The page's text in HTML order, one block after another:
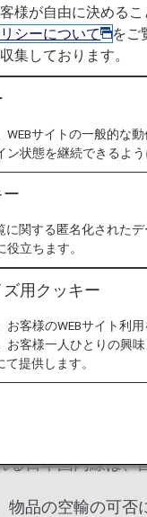
ア便・
ANA(NH)の便名
に含まれる場合
の手荷物ルール
での手荷
無料手荷物許容
記載された無料
空会社の規定によ
る日本国内線は
物品の空輸の可否
様が自由に決める
シーについて
をご
集しております。
WEBサイトの一般的な
ン状態を継続できるよう
に関する匿名化された
立ちます。
用クッキー
お客様のWEBサイト利
お客様一人ひとりの興
て提供します。